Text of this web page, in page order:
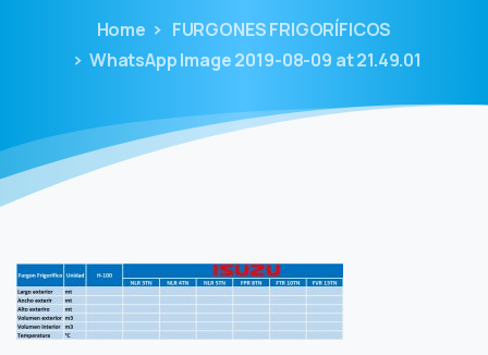
Home
FURGONES FRIGORÍFICOS
WhatsApp Image 2019-08-09 at 21.49.01